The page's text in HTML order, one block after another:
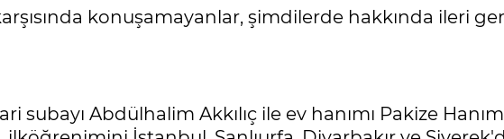
karşısında konuşamayanlar, şimdilerde hakkında ileri
subayı Abdülhalim Akkılıç ile ev hanımı Pakize